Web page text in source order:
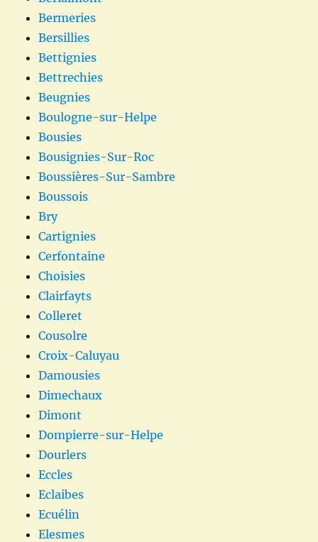
Bermeries
Bersillies
Bettignies
Bettrechies
Beugnies
Boulogne-sur-Helpe
Bousies
Bousignies-Sur-Roc
Boussières-Sur-Sambre
Boussois
Bry
Cartignies
Cerfontaine
Choisies
Clairfayts
Colleret
Cousolre
Croix-Caluyau
Damousies
Dimechaux
Dimont
Dompierre-sur-Helpe
Dourlers
Eccles
Eclaibes
Ecuélin
Elesmes